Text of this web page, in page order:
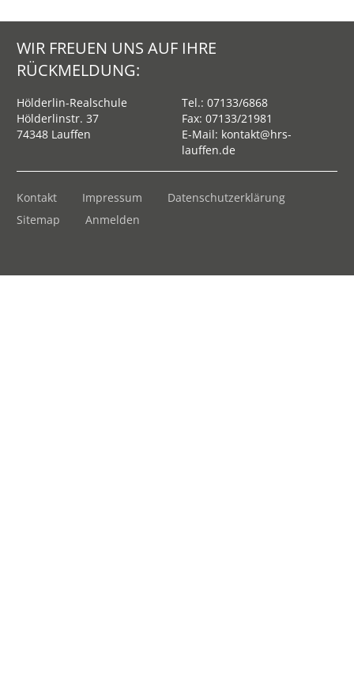
WIR FREUEN UNS AUF IHRE
RÜCKMELDUNG:
Hölderlin-Realschule
Hölderlinstr. 37
74348 Lauffen
Tel.:07133/6868
Fax: 07133/21981
E-Mail: kontakt@hrs-
lauffen.de
Kontakt Impressum
Datenschutzerklärung
Sitemap
Anmelden